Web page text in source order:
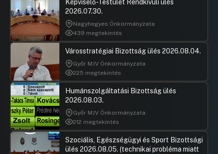
Képviselő-Testület Rendkívüli ülés
2026.07.30.
Nagyhegyes Önkormányzata
439 megtekintés
Városstratégiai Bizottság ülés 2026.08.04.
Győr MJV Önkormányzata
225 megtekintés
Humánszolgáltatási Bizottság ülés
2026.08.03.
Győr MJV Önkormányzata
212 megtekintés
Szociális, Egészségügyi és Sport Bizottsági
ülés 2026.08.05. (technikai probléma miatt